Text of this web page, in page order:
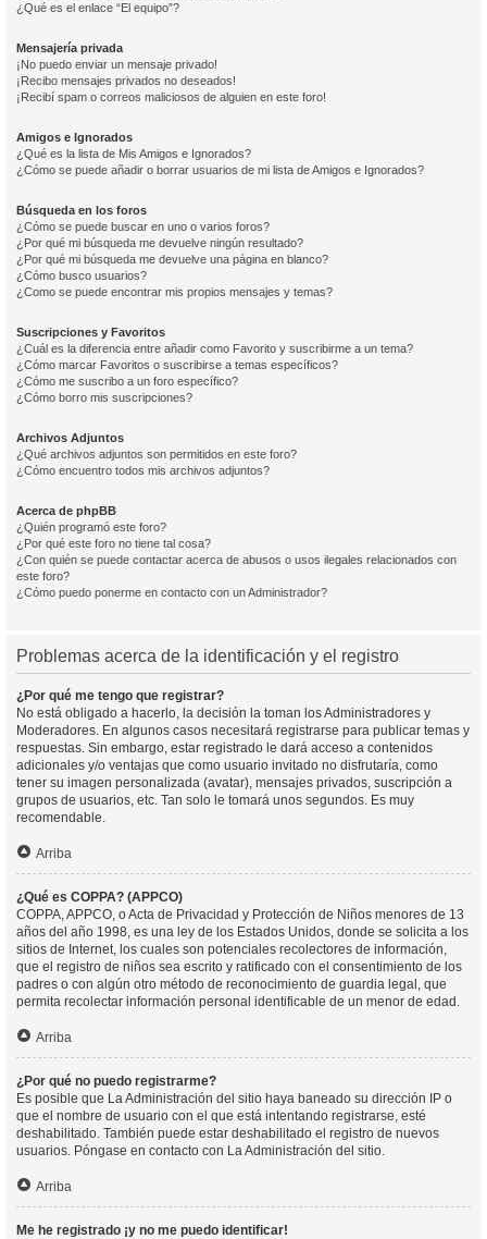
¿Qué es el enlace “El equipo”?
Mensajería privada
¡No puedo enviar un mensaje privado!
¡Recibo mensajes privados no deseados!
¡Recibí spam o correos maliciosos de alguien en este foro!
Amigos e Ignorados
¿Qué es la lista de Mis Amigos e Ignorados?
¿Cómo se puede añadir o borrar usuarios de mi lista de Amigos e Ignorados?
Búsqueda en los foros
¿Cómo se puede buscar en uno o varios foros?
¿Por qué mi búsqueda me devuelve ningún resultado?
¿Por qué mi búsqueda me devuelve una página en blanco?
¿Cómo busco usuarios?
¿Como se puede encontrar mis propios mensajes y temas?
Suscripciones y Favoritos
¿Cuál es la diferencia entre añadir como Favorito y suscribirme a un tema?
¿Cómo marcar Favoritos o suscribirse a temas específicos?
¿Cómo me suscribo a un foro específico?
¿Cómo borro mis suscripciones?
Archivos Adjuntos
¿Qué archivos adjuntos son permitidos en este foro?
¿Cómo encuentro todos mis archivos adjuntos?
Acerca de phpBB
¿Quién programó este foro?
¿Por qué este foro no tiene tal cosa?
¿Con quién se puede contactar acerca de abusos o usos ilegales relacionados con
este foro?
¿Cómo puedo ponerme en contacto con un Administrador?
Problemas acerca de la identificación y el registro
¿Por qué me tengo que registrar?
No está obligado a hacerlo, la decisión la toman los Administradores y
Moderadores. En algunos casos necesitará registrarse para publicar temas y
respuestas. Sin embargo, estar registrado le dará acceso a contenidos
adicionales y/o ventajas que como usuario invitado no disfrutaría, como
tener su imagen personalizada (avatar), mensajes privados, suscripción a
grupos de usuarios, etc. Tan solo le tomará unos segundos. Es muy
recomendable.
Arriba
¿Qué es COPPA? (APPCO)
COPPA, APPCO, o Acta de Privacidad y Protección de Niños menores de 13
años del año 1998, es una ley de los Estados Unidos, donde se solicita a los
sitios de Internet, los cuales son potenciales recolectores de información,
que el registro de niños sea escrito y ratificado con el consentimiento de los
padres o con algún otro método de reconocimiento de guardia legal, que
permita recolectar información personal identificable de un menor de edad.
Arriba
¿Por qué no puedo registrarme?
Es posible que La Administración del sitio haya baneado su dirección IP o
que el nombre de usuario con el que está intentando registrarse, esté
deshabilitado. También puede estar deshabilitado el registro de nuevos
usuarios. Póngase en contacto con La Administración del sitio.
Arriba
Me he registrado ¡y no me puedo identificar!